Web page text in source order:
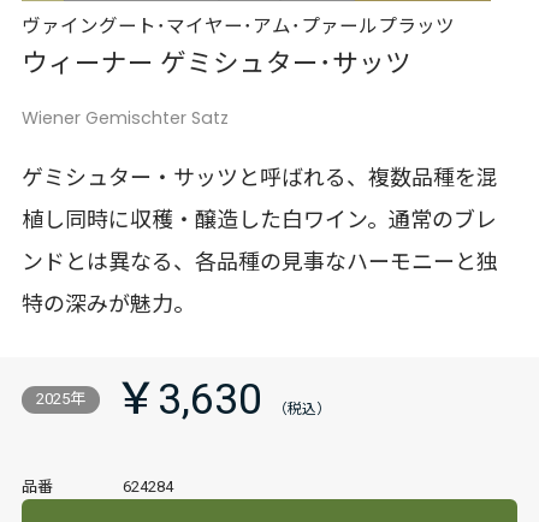
ヴァイングート･マイヤー･アム･プァールプラッツ
ウィーナー ゲミシュター･サッツ
Wiener Gemischter Satz
ゲミシュター・サッツと呼ばれる、複数品種を混
植し同時に収穫・醸造した白ワイン。通常のブレ
ンドとは異なる、各品種の見事なハーモニーと独
特の深みが魅力。
2025年 ￥3,630
品番 624284